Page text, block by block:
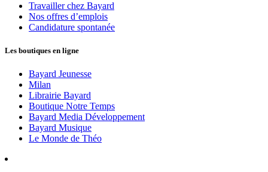
Travailler chez Bayard
Nos offres d’emplois
Candidature spontanée
Les boutiques en ligne
Bayard Jeunesse
Milan
Librairie Bayard
Boutique Notre Temps
Bayard Media Développement
Bayard Musique
Le Monde de Théo